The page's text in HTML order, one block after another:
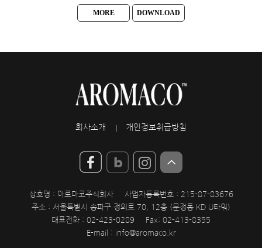
MORE DOWNLOAD
회사소개 개인정보취급방침
상호명 : 아로마코주식회사
사업자등록번호 : 215-87-83676
주소 : 서울특별시 송파구 정의로 70, 12층 (문정동 KD U타워)
대표전화 : 02-423-0289
Fax: 02-413-8355
E-mail : info@aromaco.kr